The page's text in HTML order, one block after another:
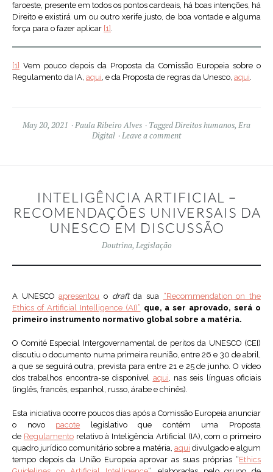
faroeste, presente em todos os pontos cardeais, há boas intenções, há
Direito e existirá um ou outro xerife justo, de boa vontade e alguma
força para o fazer aplicar [1] .
[1] Vem pouco depois da Proposta da Comissão Europeia sobre o
Regulamento da IA, aqui, e da Proposta de regras da Unesco, aqui.
May 20, 2021 Paula Ribeiro Alves TaggedDireitos humanos, Era
Digital
Leave a comment
INTELIGÊNCIA ARTIFICIAL –
RECOMENDAÇÕES UNIVERSAIS DA
UNESCO EM DISCUSSÃO
Doutrina, Legislação
A UNESCOapresentou o draftda sua “Recommendation on the
Ethics of Artificial Intelligence (AI)” que, a ser aprovado, será o
primeiro instrumento normativo global sobre a matéria.
O Comité Especial Intergovernamental de peritos da UNESCO (CEI)
discutiu o documento numa primeira reunião, entre 26 e 30 de abril,
a que se seguirá outra, prevista para entre 21 e 25 de junho. O vídeo
dos trabalhos encontra-se disponível aqui, nas seis línguas oficiais
(inglês, francês, espanhol, russo, árabe e chinês).
Esta iniciativa ocorre poucos dias após a Comissão Europeia anunciar
o novo pacote legislativo que contém uma Proposta
de Regulamentorelativo à Inteligência Artificial (IA), com o primeiro
quadro jurídico comunitário sobre a matéria, aqui divulgado e algum
tempo depois da União Europeia aprovar as suas próprias “Ethics